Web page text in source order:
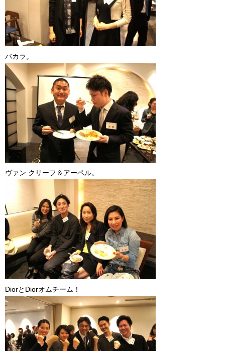
バカラ。
ヴァン クリーフ＆アーペル。
DiorとDiorオムチーム！